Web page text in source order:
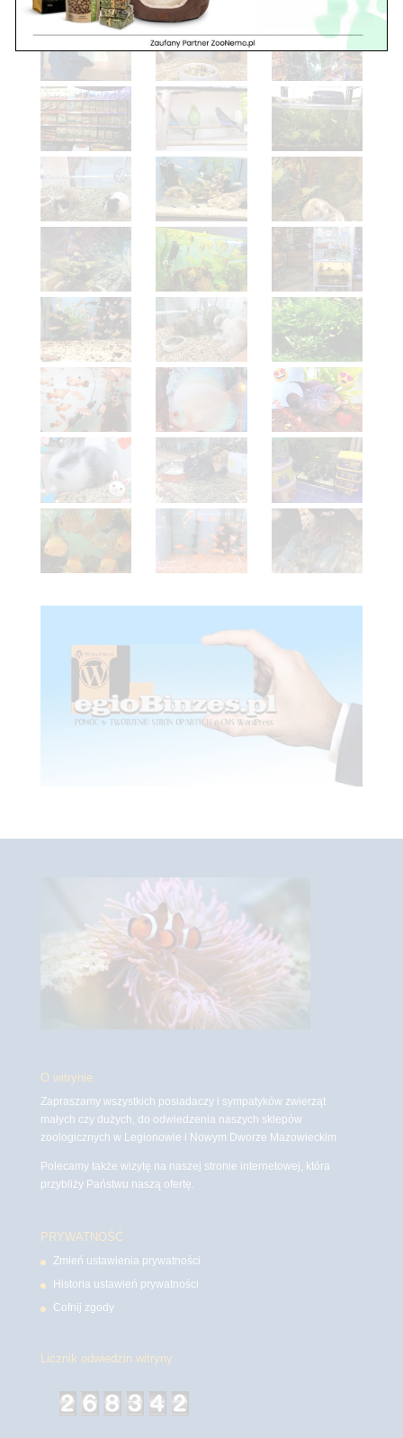
O witrynie
Zapraszamy wszystkich posiadaczy i sympatyków zwierząt
małych czy dużych, do odwiedzenia naszych sklepów
zoologicznych w Legionowie i Nowym Dworze Mazowieckim
Polecamy także wizytę na naszej stronie internetowej, która
przybliży Państwu naszą ofertę.
PRYWATNOŚĆ
Zmień ustawienia prywatności
Historia ustawień prywatności
Cofnij zgody
Licznik odwiedzin witryny